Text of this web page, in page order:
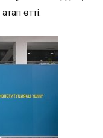
өтті.